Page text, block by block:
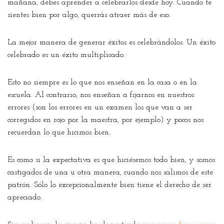
mañana, debes aprender a celebrarlos desde hoy. Cuando te
sientes bien por algo, querrás atraer más de eso.
La mejor manera de generar éxitos es celebrándolos. Un éxito
celebrado es un éxito multiplicado.
Esto no siempre es lo que nos enseñan en la casa o en la
escuela. Al contrario, nos enseñan a fijarnos en nuestros
errores (son los errores en un examen los que van a ser
corregidos en rojo por la maestra, por ejemplo) y pocos nos
recuerdan lo que hicimos bien.
Es como si la expectativa es que hiciésemos todo bien, y somos
castigados de una u otra manera, cuando nos salimos de este
patrón. Sólo lo excepcionalmente bien tiene el derecho de ser
apreciado.